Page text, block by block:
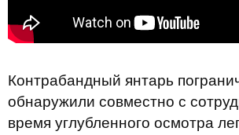
Контрабандный янтарь
обнаружили совместно с
время углубленного осмотра